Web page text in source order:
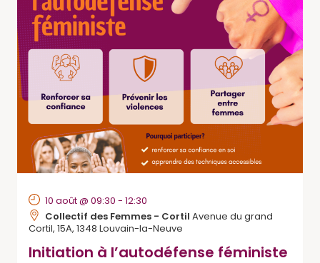
Initiation à l’autodéfense féministe
10 août @ 09:30 - 12:30
Collectif des Femmes - Cortil Avenue du grand
Cortil, 15A, 1348 Louvain-la-Neuve